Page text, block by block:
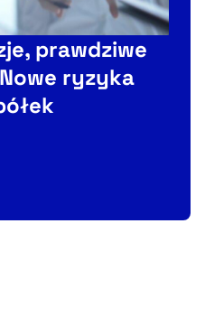
prawdziwe
ryzyka